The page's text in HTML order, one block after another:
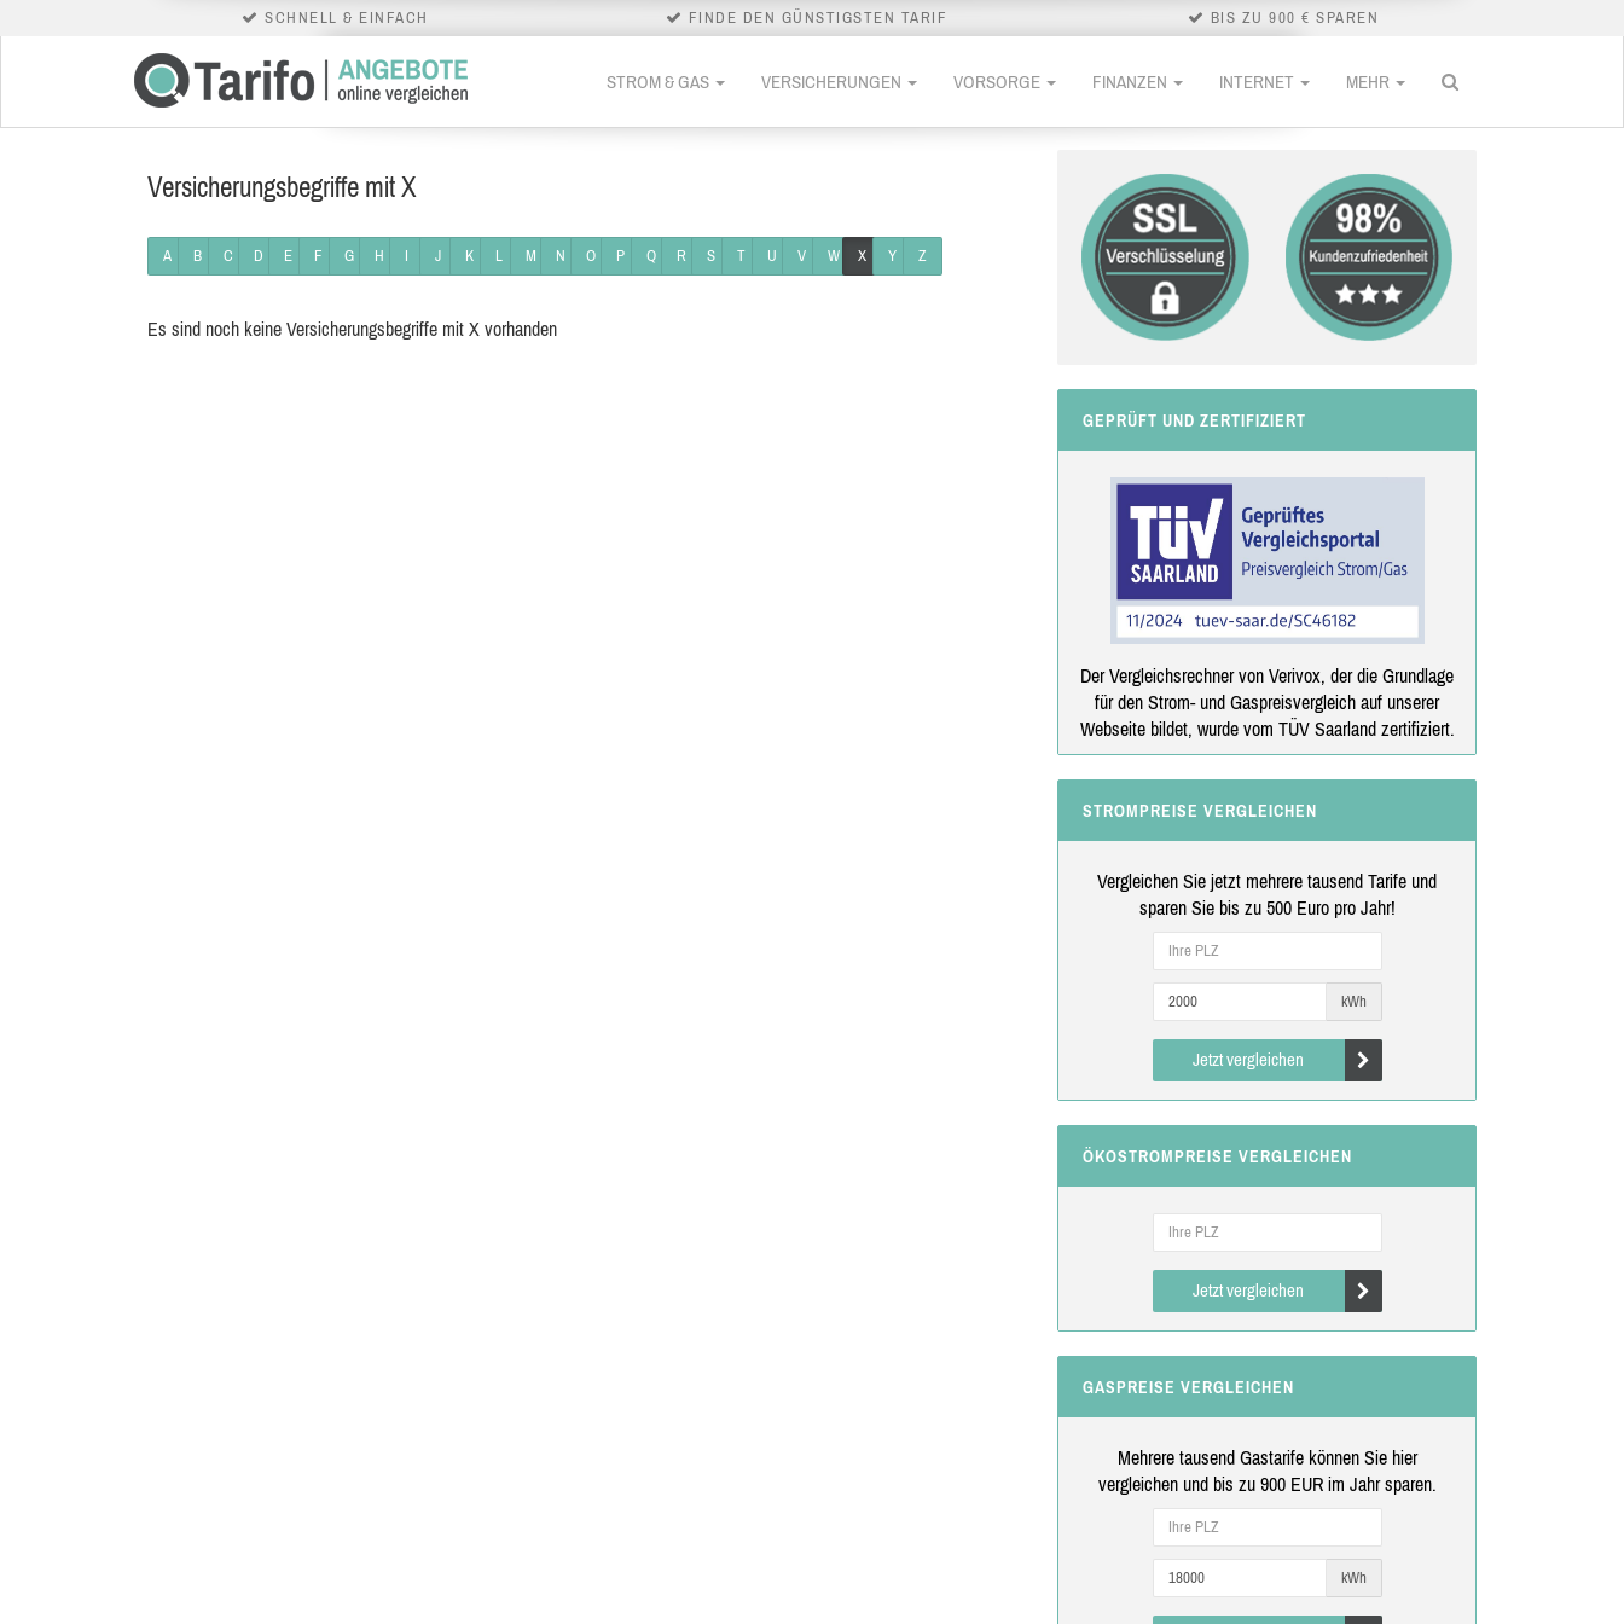
SCHNELL & EINFACH FINDE DEN GÜNSTIGSTEN TARIF BIS ZU 900 € SPAREN
STROM & GAS VERSICHERUNGEN VORSORGE FINANZEN INTERNET MEHR
Versicherungsbegriffe mit X
A B C D E F G H I J K L M N O P Q R S T U V W X Y Z
Es sind noch keine Versicherungsbegriffe mit X vorhanden
GEPRÜFT UND ZERTIFIZIERT
Der Vergleichsrechner von Verivox, der die Grundlage
für den Strom- und Gaspreisvergleich auf unserer
Webseite bildet, wurde vom TÜV Saarland zertifiziert.
STROMPREISE VERGLEICHEN
Vergleichen Sie jetzt mehrere tausend Tarife und
sparen Sie bis zu 500 Euro pro Jahr!
kWh
Jetzt vergleichen
ÖKOSTROMPREISE VERGLEICHEN
Jetzt vergleichen
GASPREISE VERGLEICHEN
Mehrere tausend Gastarife können Sie hier
vergleichen und bis zu 900 EUR im Jahr sparen.
kWh